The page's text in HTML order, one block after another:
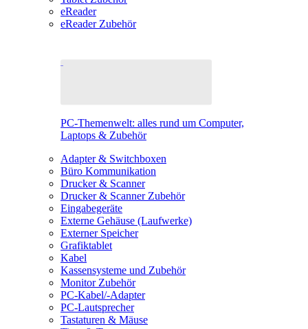
eReader
eReader Zubehör
PC-Themenwelt: alles rund um Computer,
Laptops & Zubehör
Adapter & Switchboxen
Büro Kommunikation
Drucker & Scanner
Drucker & Scanner Zubehör
Eingabegeräte
Externe Gehäuse (Laufwerke)
Externer Speicher
Grafiktablet
Kabel
Kassensysteme und Zubehör
Monitor Zubehör
PC-Kabel/-Adapter
PC-Lautsprecher
Tastaturen & Mäuse